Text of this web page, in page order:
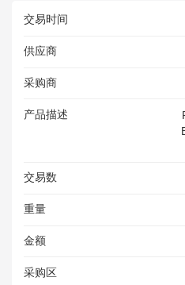
交易时间
供应商
采购商
产品描述
交易数
重量
金额
采购区